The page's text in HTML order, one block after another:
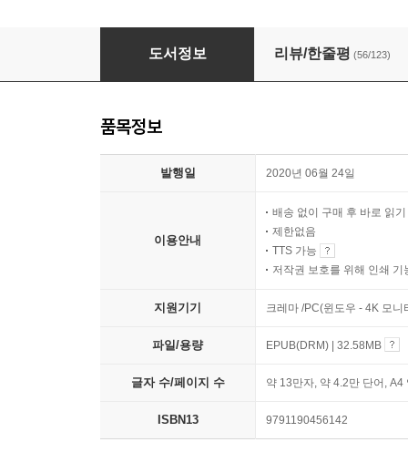
성숙한 어른이 갖춰야 할 좋은 심리 습관
도서정보 리뷰/한줄평 (56/123)
품목정보
발행일 2020년 06월 24일
이용안내
배송 없이 구매 후 바로 읽기
제한없음
TTS 가능
저작권 보호를 위해 인쇄 기
지원기기 크레마 /PC(윈도우 - 4K 모
파일/용량 EPUB(DRM) | 32.58MB
글자 수/페이지 수 약 13만자, 약 4.2만 단어,
ISBN13 9791190456142